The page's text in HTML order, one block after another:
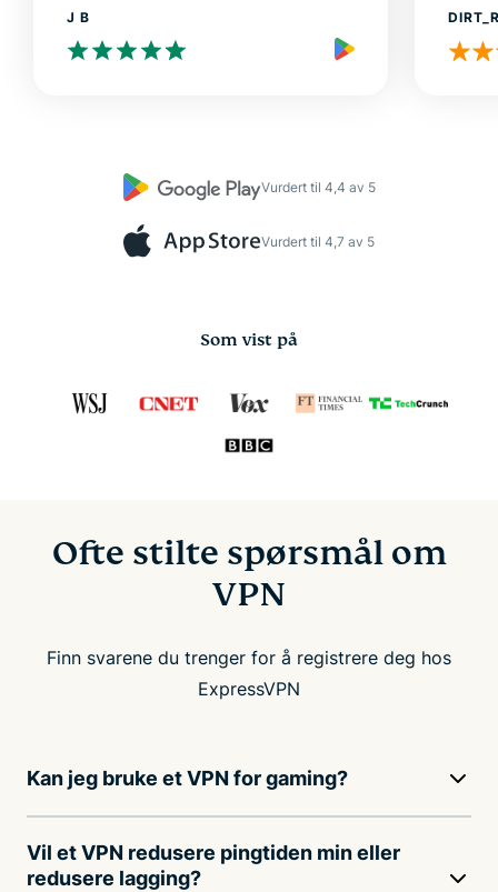
J B
Vurdert til 4,4 av 5
Vurdert til 4,7 av 5
Som vist på
Ofte stilte spørsmål om
VPN
Finn svarene du trenger for å registrere deg hos
ExpressVPN
Kan jeg bruke et VPN for gaming?
Vil et VPN redusere pingtiden min eller
redusere lagging?